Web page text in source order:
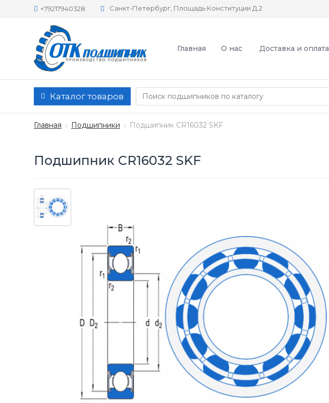
+79217940328 Санкт-Петербург, Площадь Конституции Д.2
Главная О нас Доставка и оплата
Каталог товаров
Главная Подшипники Подшипник CR16032 SKF
Подшипник CR16032 SKF